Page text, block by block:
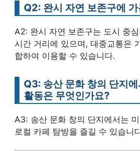
Q2: 완시 자연 보존구에
A2: 완시 자연 보존구는 도시 중
시간 거리에 있으며, 대중교통은
합하여 이용할 수 있습니다.
Q3: 송산 문화 창의 단지
활동은 무엇인가요?
A3: 송산 문화 창의 단지에서는
로컬 카페 탐방을 즐길 수 있습니